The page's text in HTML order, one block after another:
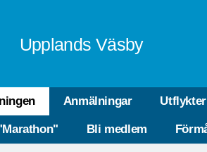
Upplands Väsby
Anmälningar
Bli medlem